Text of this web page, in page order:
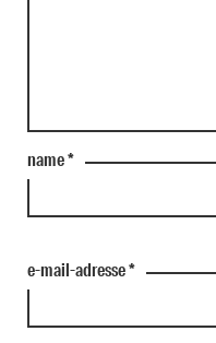
name*
e-mail-adresse*